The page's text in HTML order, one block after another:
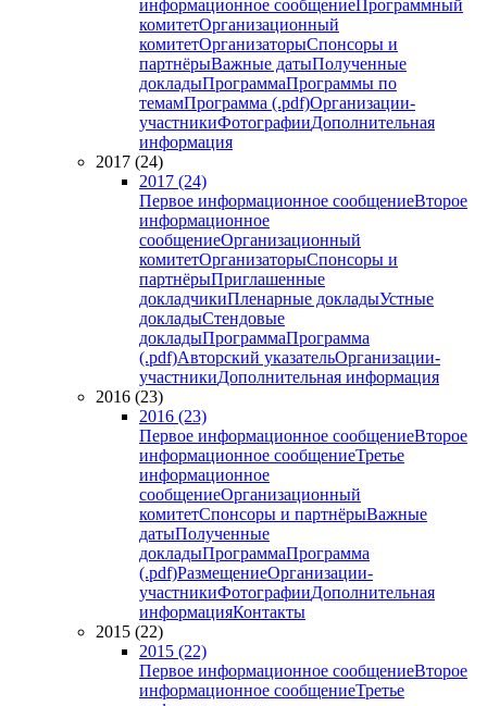
информационное сообщениеПрограммный
комитетОрганизационный
комитетОрганизаторыСпонсоры и
партнёрыВажные датыПолученные
докладыПрограммаПрограммы по
темамПрограмма (.pdf)Организации-
участникиФотографииДополнительная
информация
2017 (24)
2017 (24)
Первое информационное сообщениеВторое
информационное
сообщениеОрганизационный
комитетОрганизаторыСпонсоры и
партнёрыПриглашенные
докладчикиПленарные докладыУстные
докладыСтендовые
докладыПрограммаПрограмма
(.pdf)Авторский указательОрганизации-
участникиДополнительная информация
2016 (23)
2016 (23)
Первое информационное сообщениеВторое
информационное сообщениеТретье
информационное
сообщениеОрганизационный
комитетСпонсоры и партнёрыВажные
датыПолученные
докладыПрограммаПрограмма
(.pdf)РазмещениеОрганизации-
участникиФотографииДополнительная
информацияКонтакты
2015 (22)
2015 (22)
Первое информационное сообщениеВторое
информационное сообщениеТретье